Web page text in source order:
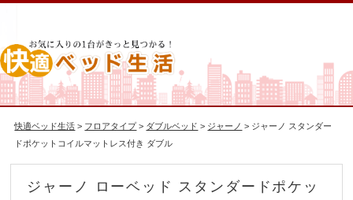
快適ベッド生活 > フロアタイプ > ダブルベッド > ジャーノ > ジャーノ スタンダー
ドポケットコイルマットレス付き ダブル
ジャーノ ローベッド スタンダードポケッ